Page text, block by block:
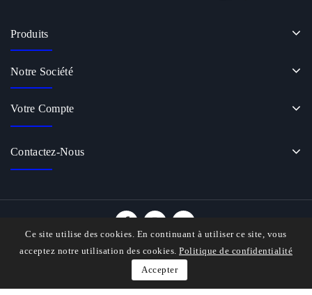
Produits
Notre Société
Votre Compte
Contactez-Nous
Ce site utilise des cookies. En continuant à utiliser ce site, vous
acceptez notre utilisation des cookies. Politique de confidentialité
Accepter
© 2026 - Logiciel e-commerce par PrestaShop™